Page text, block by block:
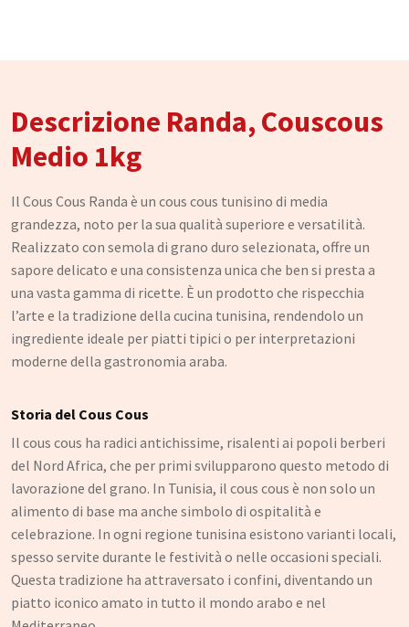
Profumi per l'Ambiente
Profumi in Olio Roll-on
Souk
Narghilè e Accessori per Narghilè
Incensi e diffusori
Articoli per Tè e Caffè
Radici, Semi e Erbe Ayurvediche
Causa Palestinese
Macelleria
Ingrosso
Contatti
Descrizione Randa, Couscous
Medio 1kg
Il Cous Cous Randa è un cous cous tunisino di media
grandezza, noto per la sua qualità superiore e versatilità.
Realizzato con semola di grano duro selezionata, offre un
sapore delicato e una consistenza unica che ben si presta a
una vasta gamma di ricette. È un prodotto che rispecchia
l’arte e la tradizione della cucina tunisina, rendendolo un
ingrediente ideale per piatti tipici o per interpretazioni
moderne della gastronomia araba.
Storia del Cous Cous
Il cous cous ha radici antichissime, risalenti ai popoli berberi
del Nord Africa, che per primi svilupparono questo metodo di
lavorazione del grano. In Tunisia, il cous cous è non solo un
alimento di base ma anche simbolo di ospitalità e
celebrazione. In ogni regione tunisina esistono varianti locali,
spesso servite durante le festività o nelle occasioni speciali.
Questa tradizione ha attraversato i confini, diventando un
piatto iconico amato in tutto il mondo arabo e nel